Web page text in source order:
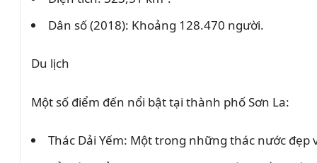
Dân số (2018): Khoảng 128.470 người.
Du lịch
Một số điểm đến nổi bật tại thành phố Sơn La:
Thác Dải Yếm: Một trong những thác nước đẹp